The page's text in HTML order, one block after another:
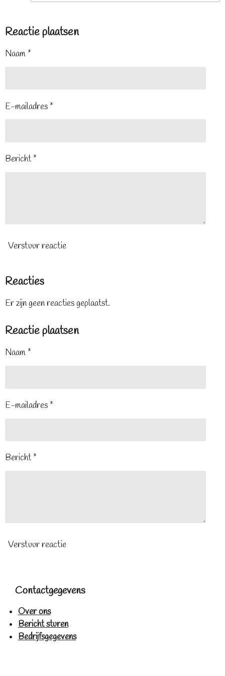
Reactie plaatsen
Naam *
E-mailadres *
Bericht *
Verstuur reactie
Reacties
Er zijn geen reacties geplaatst.
Reactie plaatsen
Naam *
E-mailadres *
Bericht *
Verstuur reactie
Contactgegevens
Over ons
Bericht sturen
Bedrijfsgegevens